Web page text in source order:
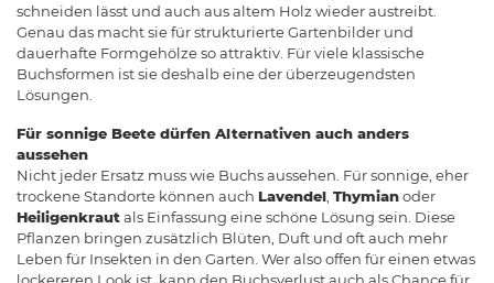
schneiden lässt und auch aus altem Holz wieder austreibt.
Genau das macht sie für strukturierte Gartenbilder und
dauerhafte Formgehölze so attraktiv. Für viele klassische
Buchsformen ist sie deshalb eine der überzeugendsten
Lösungen.
Für sonnige Beete dürfen Alternativen auch anders
aussehen
Nicht jeder Ersatz muss wie Buchs aussehen. Für sonnige, eher
trockene Standorte können auch Lavendel Thymianoder
Heiligenkrautals Einfassung eine schöne Lösung sein. Diese
Pflanzen bringen zusätzlich Blüten, Duft und oft auch mehr
Leben für Insekten in den Garten. Wer also offen für einen etwas
lockereren Look ist, kann den Buchsverlust auch als Chance für